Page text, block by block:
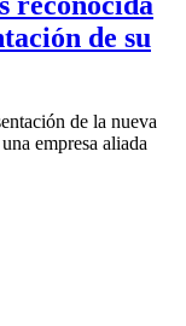
de su
de la nueva
empresa aliada